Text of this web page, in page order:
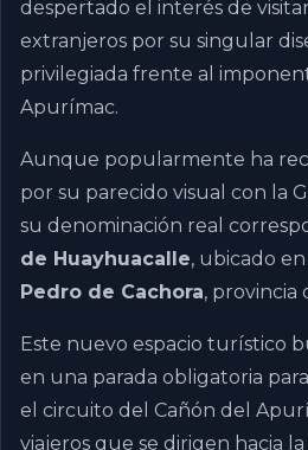
despertado el interés de
extranjeros por su singular
privilegiada frente al
Apurímac.
Aunque popularmente ha
por su parecido visual con la
su denominación real
de Huayhuacalle, ubicado
Pedro de Cachora, provincia
Este nuevo espacio turístico
en una parada obligatoria
el circuito del Cañón del
viajeros que se dirigen hacia